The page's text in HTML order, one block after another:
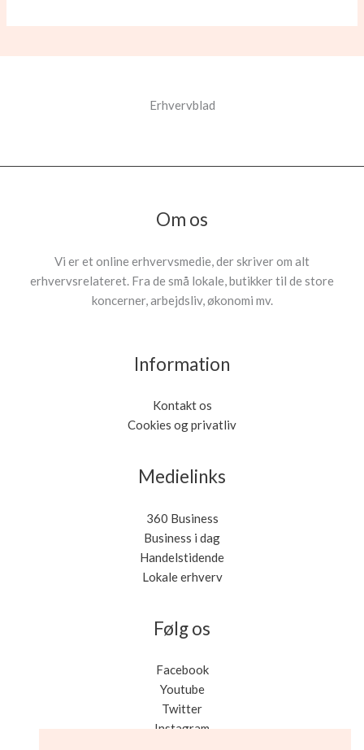
Erhvervblad
Om os
Vi er et online erhvervsmedie, der skriver om alt
erhvervsrelateret. Fra de små lokale, butikker til de store
koncerner, arbejdsliv, økonomi mv.
Information
Kontakt os
Cookies og privatliv
Medielinks
360 Business
Business i dag
Handelstidende
Lokale erhverv
Følg os
Facebook
Youtube
Twitter
Instagram